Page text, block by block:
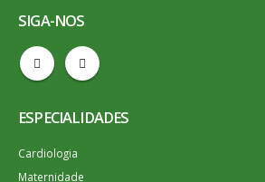
SIGA-NOS
ESPECIALIDADES
Cardiologia
Maternidade